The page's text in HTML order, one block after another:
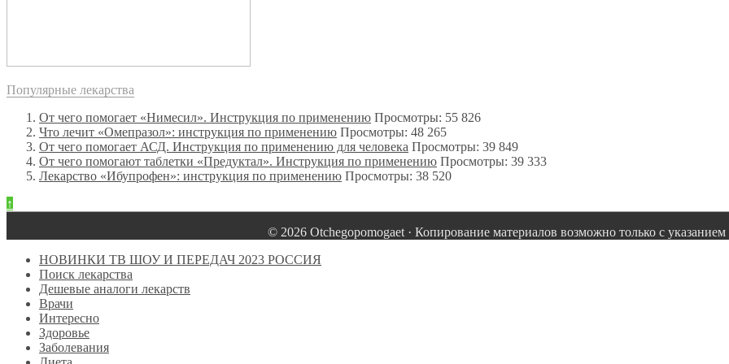
Популярные лекарства
От чего помогает «Нимесил». Инструкция по применению Просмотры: 55 826
Что лечит «Омепразол»: инструкция по применению Просмотры: 48 265
От чего помогает АСД. Инструкция по применению для человека Просмотры: 39 849
От чего помогают таблетки «Предуктал». Инструкция по применению Просмотры: 39 333
Лекарство «Ибупрофен»: инструкция по применению Просмотры: 38 520
↑
© 2026 Оtchegopomogaet · Копирование материалов возможно только с
НОВИНКИ ТВ ШОУ И ПЕРЕДАЧ 2023 РОССИЯ
Поиск лекарства
Дешевые аналоги лекарств
Врачи
Интересно
Здоровье
Заболевания